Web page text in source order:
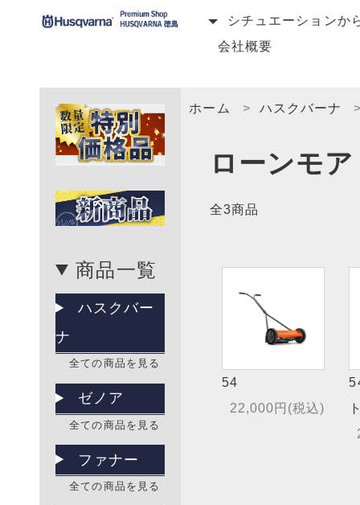
シチュエーションか
会社概要
商品一覧
ハスクバー
ナ
全ての商品を見る
ゼノア
全ての商品を見る
ファナー
全ての商品を見る
ホーム ハスクバーナ
ローンモア
全3商品
54
22,000円(税込)